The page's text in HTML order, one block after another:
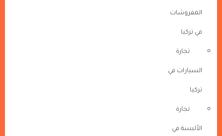
المفروشات
في تركيا
تجارة
السيارات في
تركيا
تجارة
الألبسة في